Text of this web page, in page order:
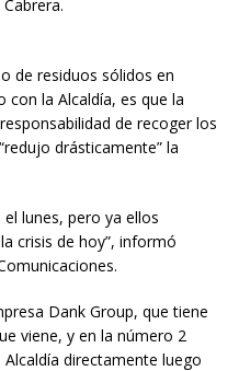
de residuos sólidos en
con la Alcaldía, es que la
de recoger los
drásticamente” la
lunes, pero ya ellos
crisis de hoy”, informó
Dank Group, que tiene
viene, y en la número 2
directamente luego